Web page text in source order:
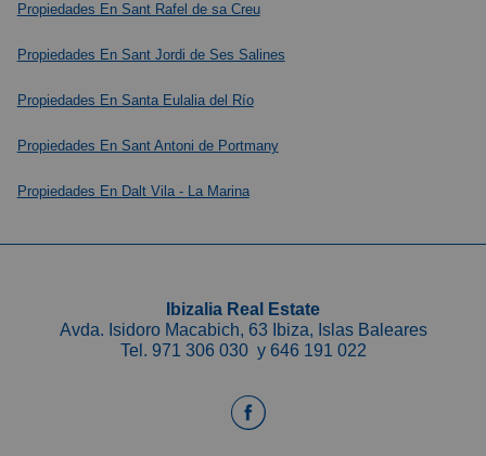
Propiedades En Sant Rafel de sa Creu
Propiedades En Sant Jordi de Ses Salines
Propiedades En Santa Eulalia del Río
Propiedades En Sant Antoni de Portmany
Propiedades En Dalt Vila - La Marina
Ibizalia Real Estate
Avda. Isidoro Macabich, 63 Ibiza, Islas Baleares
Tel. 971 306 030 y 646 191 022